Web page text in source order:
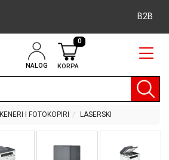
B2B
NALOG KORPA
0
I FOTOKOPIRI LASERSKI